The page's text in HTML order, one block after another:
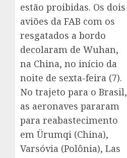
estão proibidas. Os dois
aviões da FAB com os
resgatados a bordo
decolaram de Wuhan,
na China, no início da
noite de sexta-feira (7).
No trajeto para o Brasil,
as aeronaves pararam
para reabastecimento
em Ürumqi (China),
Varsóvia (Polônia), Las